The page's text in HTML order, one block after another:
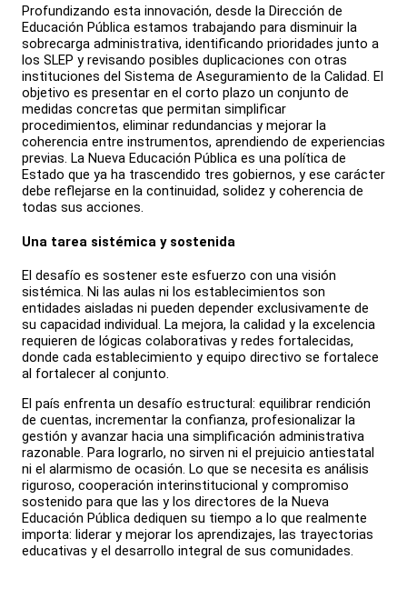
Profundizando esta innovación, desde la Dirección de
Educación Pública estamos trabajando para disminuir la
sobrecarga administrativa, identificando prioridades junto a
los SLEP y revisando posibles duplicaciones con otras
instituciones del Sistema de Aseguramiento de la Calidad. El
objetivo es presentar en el corto plazo un conjunto de
medidas concretas que permitan simplificar
procedimientos, eliminar redundancias y mejorar la
coherencia entre instrumentos, aprendiendo de experiencias
previas. La Nueva Educación Pública es una política de
Estado que ya ha trascendido tres gobiernos, y ese carácter
debe reflejarse en la continuidad, solidez y coherencia de
todas sus acciones.
Una tarea sistémica y sostenida
El desafío es sostener este esfuerzo con una visión
sistémica. Ni las aulas ni los establecimientos son
entidades aisladas ni pueden depender exclusivamente de
su capacidad individual. La mejora, la calidad y la excelencia
requieren de lógicas colaborativas y redes fortalecidas,
donde cada establecimiento y equipo directivo se fortalece
al fortalecer al conjunto.
El país enfrenta un desafío estructural: equilibrar rendición
de cuentas, incrementar la confianza, profesionalizar la
gestión y avanzar hacia una simplificación administrativa
razonable. Para lograrlo, no sirven ni el prejuicio antiestatal
ni el alarmismo de ocasión. Lo que se necesita es análisis
riguroso, cooperación interinstitucional y compromiso
sostenido para que las y los directores de la Nueva
Educación Pública dediquen su tiempo a lo que realmente
importa: liderar y mejorar los aprendizajes, las trayectorias
educativas y el desarrollo integral de sus comunidades.